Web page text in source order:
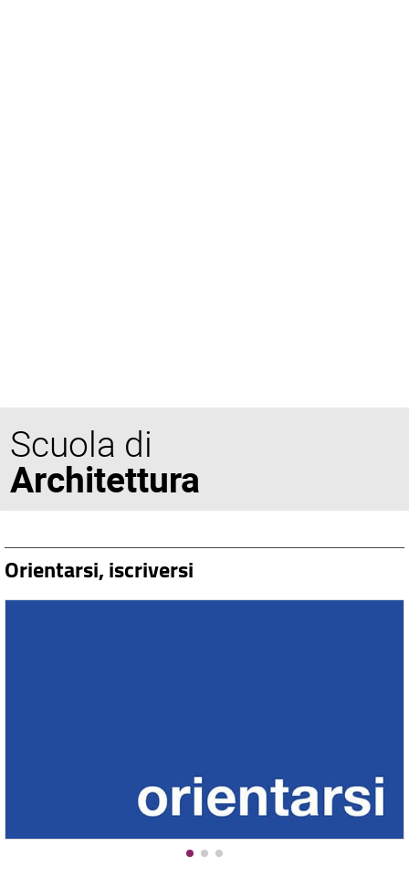
Scuola di
Architettura
Orientarsi, iscriversi